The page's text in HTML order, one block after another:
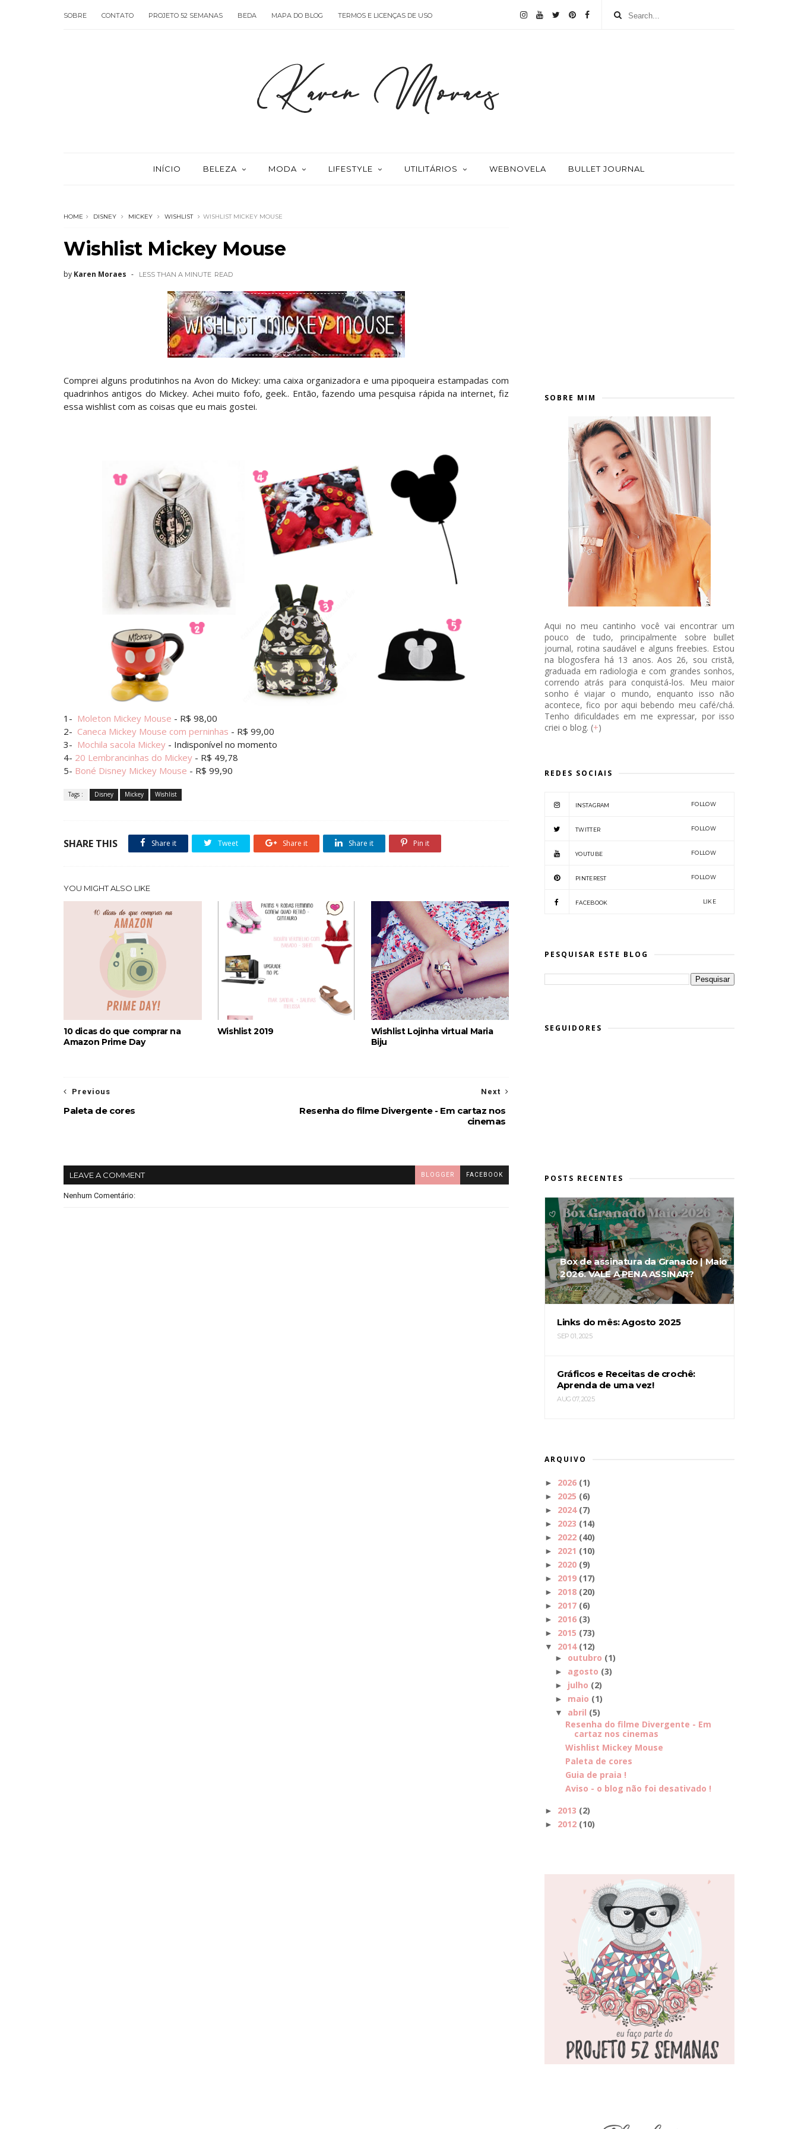
SOBRE CONTATO PROJETO 52 SEMANAS BEDA MAPA DO BLOG TERMOS E LICENÇAS DE USO
INÍCIO BELEZA MODA LIFESTYLE UTILITÁRIOS WEBNOVELA BULLET JOURNAL
HOME DISNEY MICKEY WISHLIST WISHLIST MICKEY MOUSE
Wishlist Mickey Mouse
by Karen Moraes LESS THAN A MINUTE READ
Comprei alguns produtinhos na Avon do Mickey: uma caixa organizadora e uma pipoqueira estampadas com
quadrinhos antigos do Mickey. Achei muito fofo, geek.. Então, fazendo uma pesquisa rápida na internet, fiz
essa wishlist com as coisas que eu mais gostei.
1- Moleton Mickey Mouse - R$ 98,00
2- Caneca Mickey Mouse com perninhas - R$ 99,00
3- Mochila sacola Mickey - Indisponível no momento
4- 20 Lembrancinhas do Mickey - R$ 49,78
5- Boné Disney Mickey Mouse - R$ 99,90
Tags : Disney Mickey Wishlist
SHARE THIS Share it Tweet Share it Share it Pin it
YOU MIGHT ALSO LIKE
10 dicas do que comprar na
Amazon Prime Day
Wishlist 2019
Wishlist Lojinha virtual Maria
Biju
Next
Resenha do filme Divergente - Em cartaz nos
cinemas
Previous
Paleta de cores
LEAVE A COMMENT BLOGGER FACEBOOK
Nenhum Comentário:
SOBRE MIM
Aqui no meu cantinho você vai encontrar um
pouco de tudo, principalmente sobre bullet
journal, rotina saudável e alguns freebies. Estou
na blogosfera há 13 anos. Aos 26, sou cristã,
graduada em radiologia e com grandes sonhos,
correndo atrás para conquistá-los. Meu maior
sonho é viajar o mundo, enquanto isso não
acontece, fico por aqui bebendo meu café/chá.
Tenho dificuldades em me expressar, por isso
criei o blog. (+)
REDES SOCIAIS
INSTAGRAM FOLLOW
TWITTER FOLLOW
YOUTUBE FOLLOW
PINTEREST FOLLOW
FACEBOOK LIKE
PESQUISAR ESTE BLOG
SEGUIDORES
POSTS RECENTES
Box de assinatura da Granado | Maio
2026. VALE A PENA ASSINAR?
MAY 27, 2026
Links do mês: Agosto 2025
SEP 01, 2025
Gráficos e Receitas de crochê:
Aprenda de uma vez!
AUG 07, 2025
ARQUIVO
► 2026 (1)
► 2025 (6)
► 2024 (7)
► 2023 (14)
► 2022 (40)
► 2021 (10)
► 2020 (9)
► 2019 (17)
► 2018 (20)
► 2017 (6)
► 2016 (3)
► 2015 (73)
▼ 2014 (12)
► outubro (1)
► agosto (3)
► julho (2)
► maio (1)
▼ abril (5)
Resenha do filme Divergente - Em
cartaz nos cinemas
Wishlist Mickey Mouse
Paleta de cores
Guia de praia !
Aviso - o blog não foi desativado !
► 2013 (2)
► 2012 (10)